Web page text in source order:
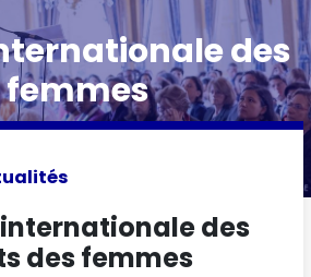
des
femmes
des
des femmes